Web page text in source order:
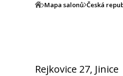
Mapa salonů Česká
Rejkovice 27, Jinice